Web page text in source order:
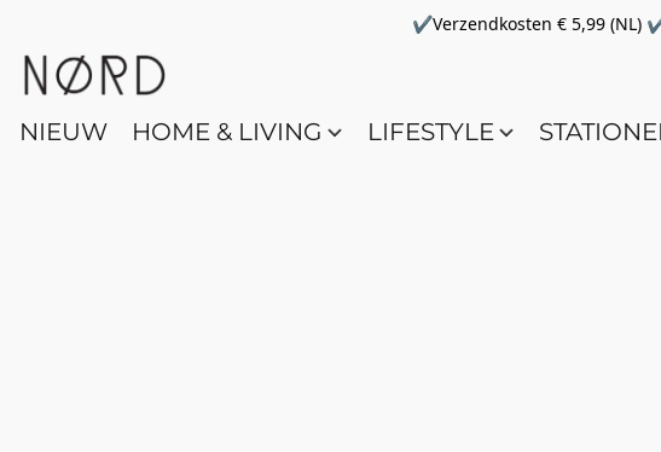
✔Verzendkosten € 5,99 (NL)
NIEUW HOME & LIVING LIFESTYLE